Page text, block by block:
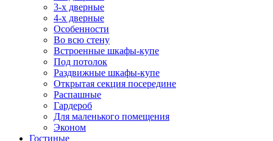
3-х дверные
4-х дверные
Особенности
Во всю стену
Встроенные шкафы-купе
Под потолок
Раздвижные шкафы-купе
Открытая секция посередине
Распашные
Гардероб
Для маленького помещения
Эконом
Гостиные